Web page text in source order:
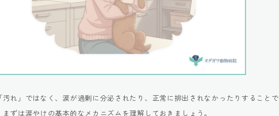
れ」ではなく、涙が過剰に分泌されたり、正常に排出されなかったりすることで
ずは涙やけの基本的なメカニズムを理解しておきましょう。